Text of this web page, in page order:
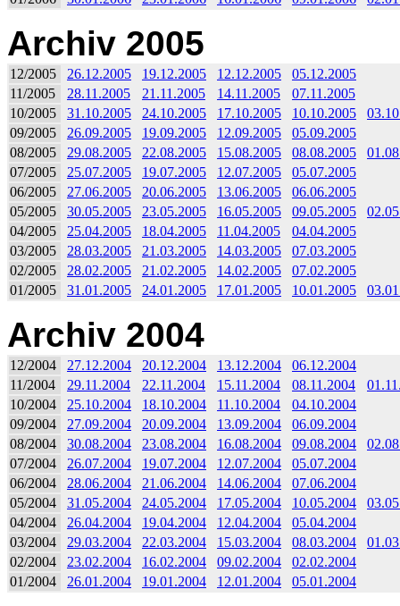
Archiv 2005
12/2005 26.12.2005 19.12.2005 12.12.2005
05.12.2005
11/2005
28.11.2005 21.11.2005 14.11.2005
07.11.2005
10/2005
31.10.2005 24.10.2005 17.10.2005 10.10.2005
09/2005
26.09.2005 19.09.2005 12.09.2005
05.09.2005
08/2005
29.08.2005 22.08.2005 15.08.2005 08.08.2005
07/2005
25.07.2005 19.07.2005 12.07.2005
05.07.2005
06/2005
27.06.2005 20.06.2005 13.06.2005
06.06.2005
05/2005
30.05.2005 23.05.2005 16.05.2005 09.05.2005
04/2005
25.04.2005 18.04.2005 11.04.2005
04.04.2005
03/2005
28.03.2005 21.03.2005 14.03.2005
07.03.2005
02/2005
28.02.2005 21.02.2005 14.02.2005
07.02.2005
01/2005
31.01.2005 24.01.2005 17.01.2005 10.01.2005
Archiv 2004
12/2004 27.12.2004 20.12.2004 13.12.2004
06.12.2004
11/2004
29.11.2004 22.11.2004 15.11.2004 08.11.2004
10/2004
25.10.2004 18.10.2004 11.10.2004
04.10.2004
09/2004
27.09.2004 20.09.2004 13.09.2004
06.09.2004
08/2004
30.08.2004 23.08.2004 16.08.2004 09.08.2004
07/2004
26.07.2004 19.07.2004 12.07.2004
05.07.2004
06/2004
28.06.2004 21.06.2004 14.06.2004
07.06.2004
05/2004
31.05.2004 24.05.2004 17.05.2004 10.05.2004
04/2004
26.04.2004 19.04.2004 12.04.2004
05.04.2004
03/2004
29.03.2004 22.03.2004 15.03.2004 08.03.2004
02/2004
23.02.2004 16.02.2004 09.02.2004
02.02.2004
01/2004
26.01.2004 19.01.2004 12.01.2004 05.01.2004